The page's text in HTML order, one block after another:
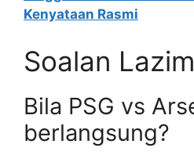
Kenyataan Rasmi
Soalan
Bila PSG vs
berlangsung?